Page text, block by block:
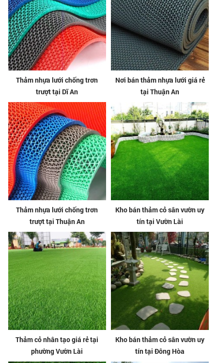
Thảm nhựa lưới chống trơn
trượt tại Dĩ An
Nơi bán thảm nhựa lưới giá rẻ
tại Thuận An
Thảm nhựa lưới chống trơn
trượt tại Thuận An
Kho bán thảm cỏ sân vườn uy
tín tại Vườn Lài
Thảm cỏ nhân tạo giá rẻ tại
phường Vườn Lài
Kho bán thảm cỏ sân vườn uy
tín tại Đông Hòa